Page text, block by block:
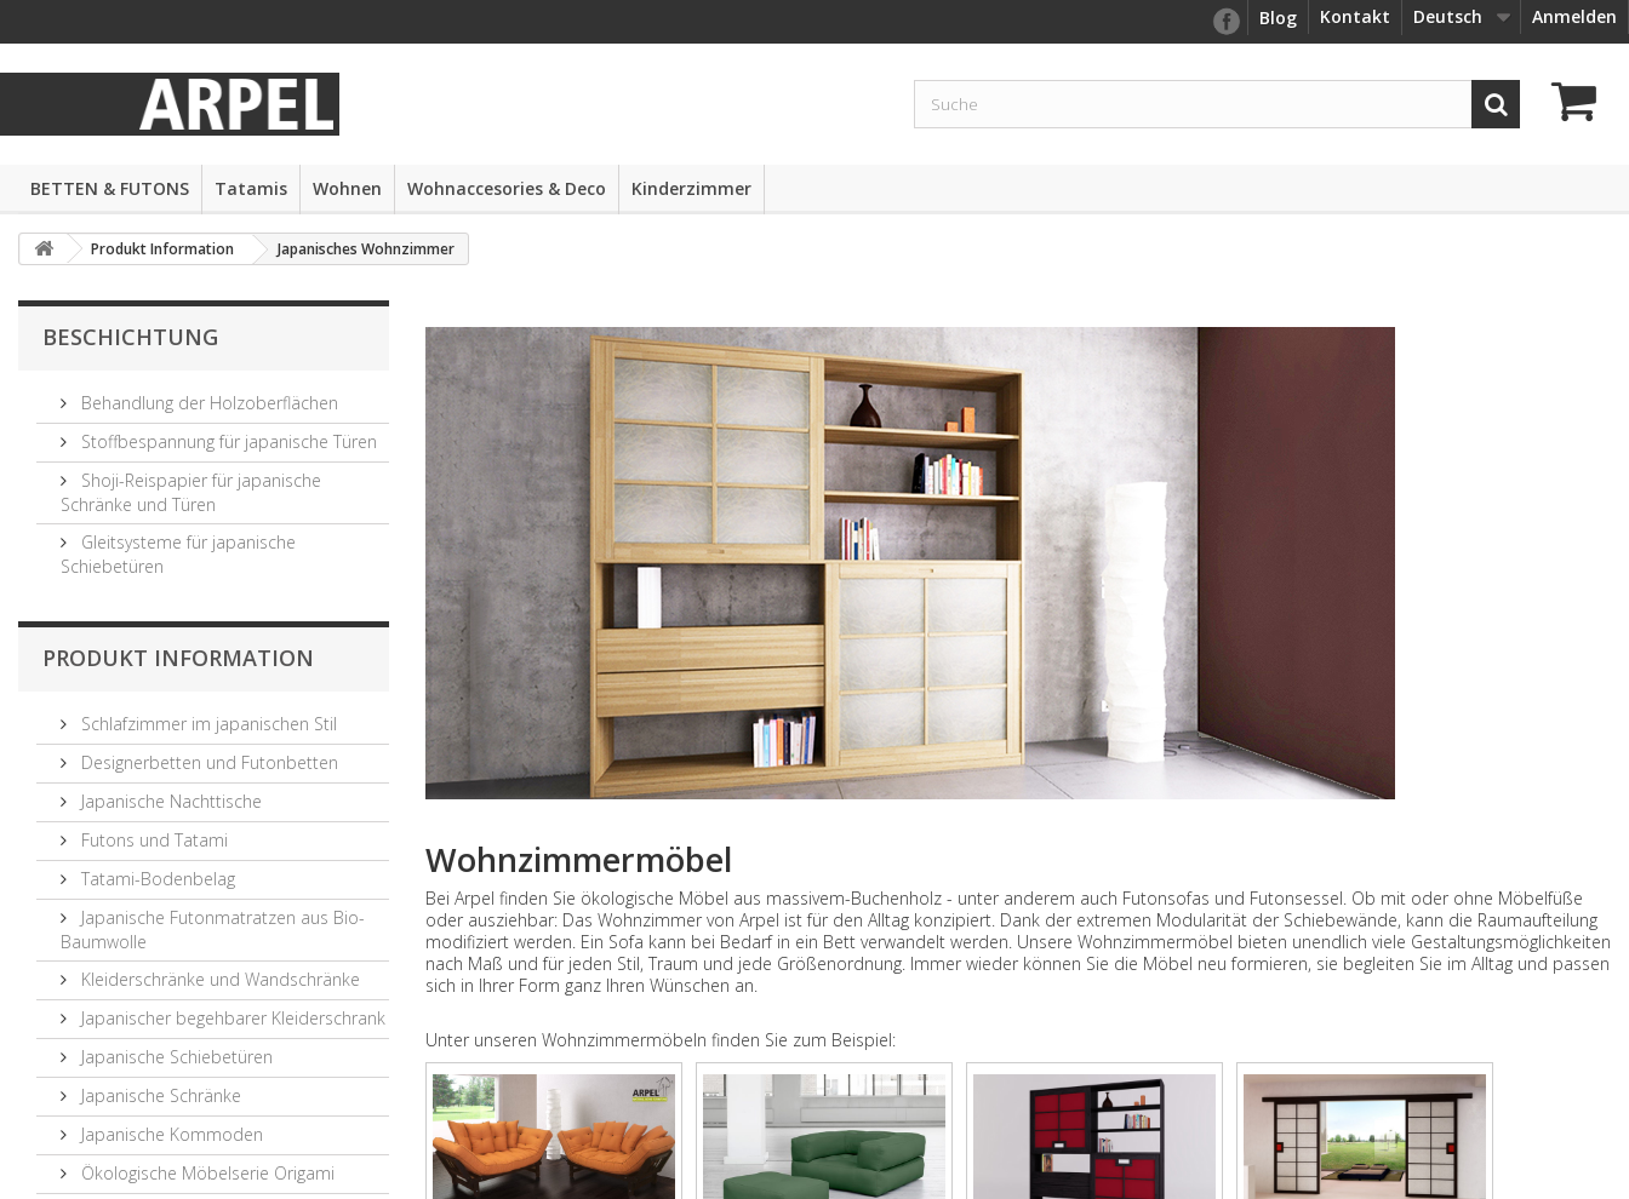
Anmelden
Deutsch
Kontakt
Blog
BETTEN & FUTONS Tatamis Wohnen Wohnaccesories & Deco Kinderzimmer
Produkt Information Japanisches Wohnzimmer
BESCHICHTUNG
Behandlung der Holzoberflächen
Stoffbespannung für japanische Türen
Shoji-Reispapier für japanische
Schränke und Türen
Gleitsysteme für japanische
Schiebetüren
PRODUKT INFORMATION
Schlafzimmer im japanischen Stil
Designerbetten und Futonbetten
Japanische Nachttische
Futons und Tatami
Tatami-Bodenbelag
Japanische Futonmatratzen aus Bio-
Baumwolle
Kleiderschränke und Wandschränke
Japanischer begehbarer Kleiderschrank
Japanische Schiebetüren
Japanische Schränke
Japanische Kommoden
Ökologische Möbelserie Origami
Wohnzimmermöbel
Bei Arpel finden Sie ökologische Möbel aus massivem-Buchenholz - unter anderem auch Futonsofas und Futonsessel. Ob mit oder ohne Möbelfüße
oder ausziehbar: Das Wohnzimmer von Arpel ist für den Alltag konzipiert. Dank der extremen Modularität der Schiebewände, kann die Raumaufteilung
modifiziert werden. Ein Sofa kann bei Bedarf in ein Bett verwandelt werden. Unsere Wohnzimmermöbel bieten unendlich viele Gestaltungsmöglichkeiten
nach Maß und für jeden Stil, Traum und jede Größenordnung. Immer wieder können Sie die Möbel neu formieren, sie begleiten Sie im Alltag und passen
sich in Ihrer Form ganz Ihren Wünschen an.
Unter unseren Wohnzimmermöbeln finden Sie zum Beispiel: